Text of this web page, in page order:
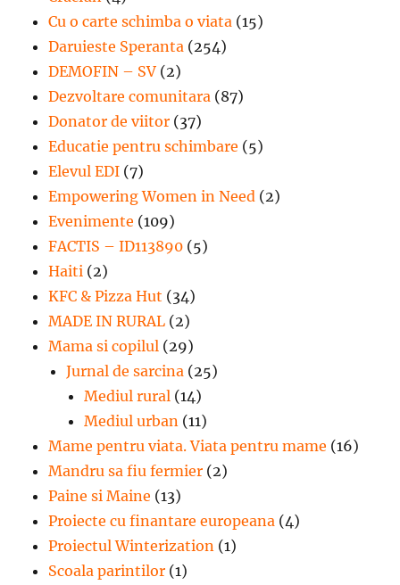
Cu o carte schimba o viata (15)
Daruieste Speranta (254)
DEMOFIN – SV (2)
Dezvoltare comunitara (87)
Donator de viitor (37)
Educatie pentru schimbare (5)
Elevul EDI (7)
Empowering Women in Need (2)
Evenimente (109)
FACTIS – ID113890 (5)
Haiti (2)
KFC & Pizza Hut (34)
MADE IN RURAL (2)
Mama si copilul (29)
Jurnal de sarcina (25)
Mediul rural (14)
Mediul urban (11)
Mame pentru viata. Viata pentru mame (16)
Mandru sa fiu fermier (2)
Paine si Maine (13)
Proiecte cu finantare europeana (4)
Proiectul Winterization (1)
Scoala parintilor (1)